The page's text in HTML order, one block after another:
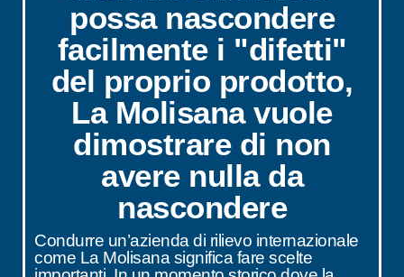
possa nascondere
facilmente i "difetti"
del proprio prodotto,
La Molisana vuole
dimostrare di non
avere nulla da
nascondere
Condurre un’azienda di rilievo internazionale
come La Molisana significa fare scelte